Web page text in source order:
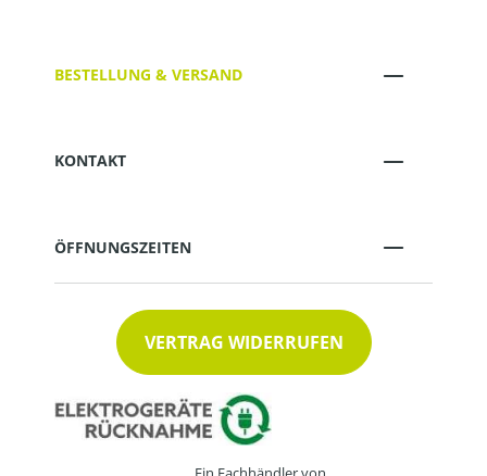
BESTELLUNG & VERSAND
KONTAKT
ÖFFNUNGSZEITEN
VERTRAG WIDERRUFEN